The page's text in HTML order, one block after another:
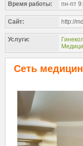
Время работы: пн-пт
Сайт: http://
Услуги:
Сеть